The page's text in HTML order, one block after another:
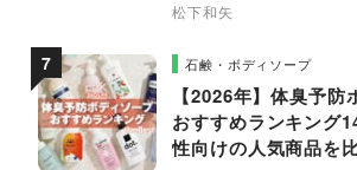
松下和矢
石鹸・ボディソープ
【2026年】体臭予
おすすめランキング
性向けの人気商品を